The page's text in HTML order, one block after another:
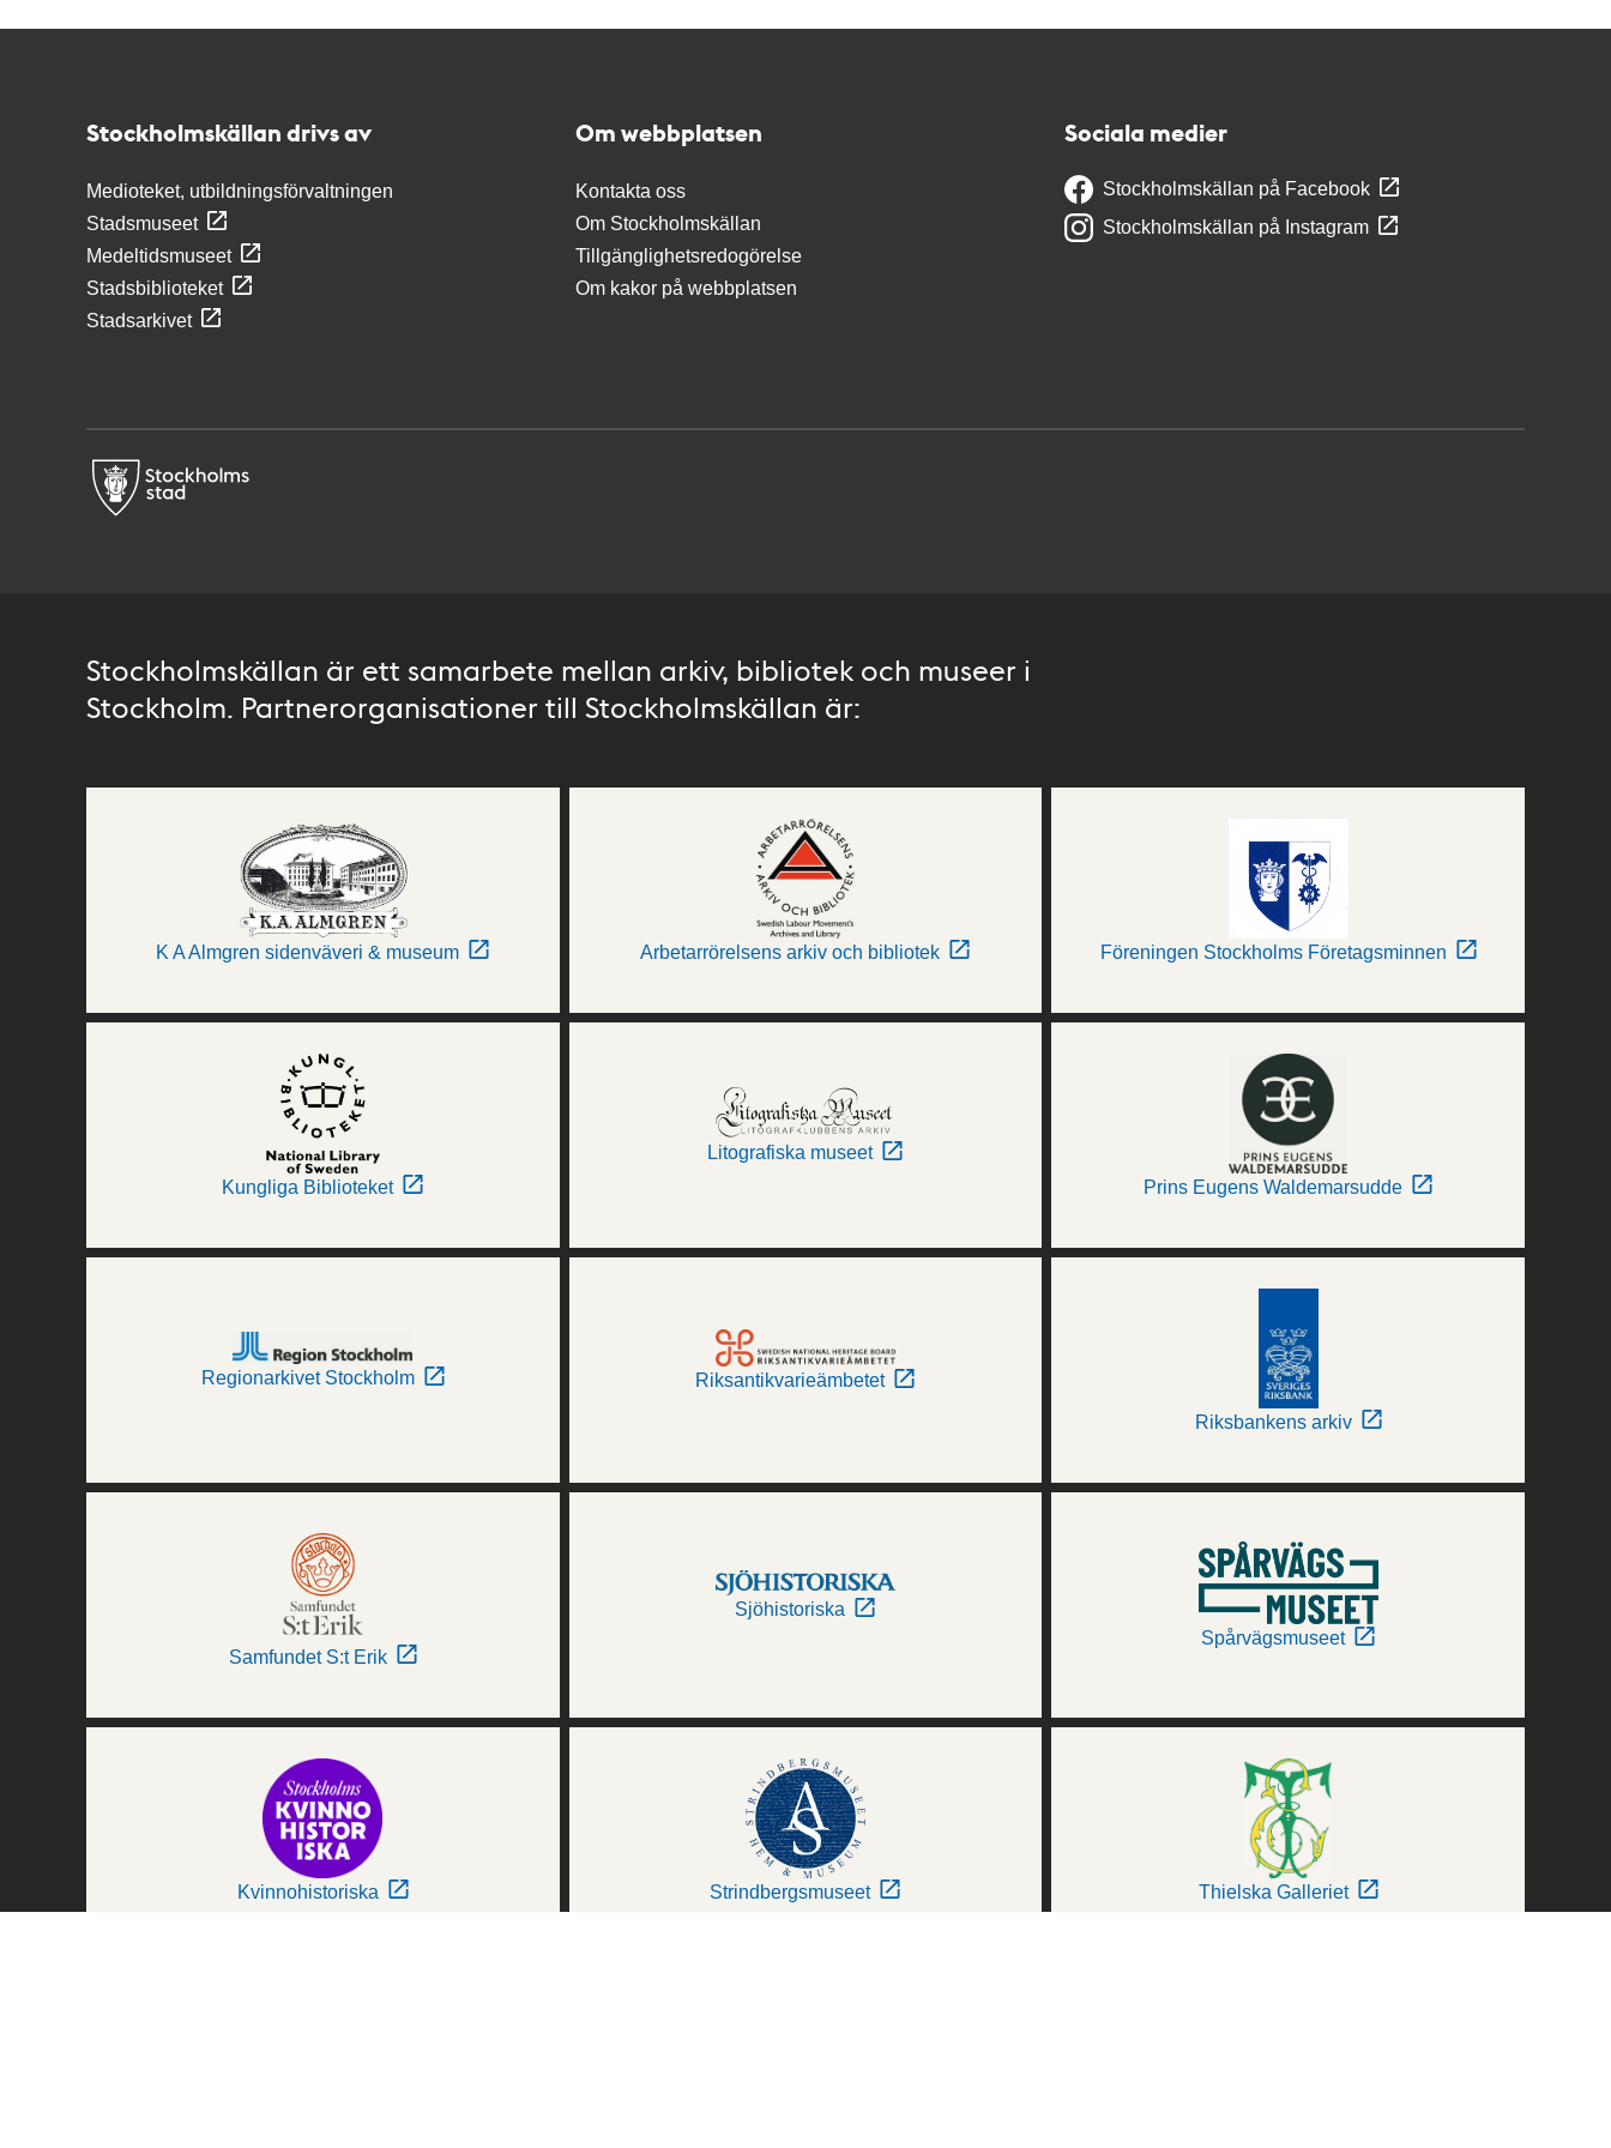
Stockholmskällan drivs av
Medioteket, utbildningsförvaltningen
Stadsmuseet
Medeltidsmuseet
Stadsbiblioteket
Stadsarkivet
Om webbplatsen
Kontakta oss
Om Stockholmskällan
Tillgänglighetsredogörelse
Om kakor på webbplatsen
Sociala medier
Stockholmskällan på Facebook
Stockholmskällan på Instagram
Stockholmskällan är ett samarbete mellan arkiv, bibliotek och museer i
Stockholm. Partnerorganisationer till Stockholmskällan är:
K A Almgren sidenväveri & museum Arbetarrörelsens arkiv och bibliotek Föreningen Stockholms Företagsminnen
Kungliga Biblioteket
Litografiska museet
Prins Eugens Waldemarsudde
Regionarkivet Stockholm Riksantikvarieämbetet
Riksbankens arkiv
Samfundet S:t Erik
Sjöhistoriska
Spårvägsmuseet
Kvinnohistoriska Strindbergsmuseet Thielska Galleriet